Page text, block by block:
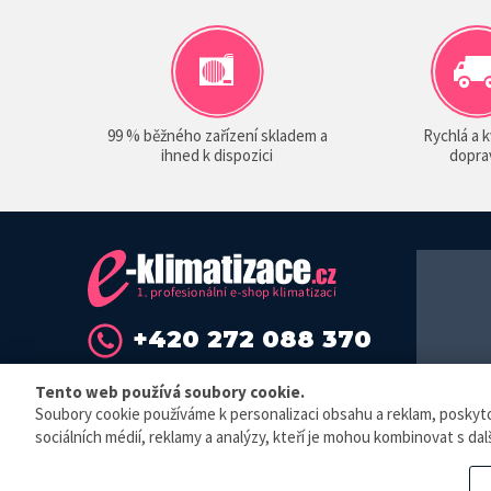
99 % běžného zařízení skladem a
ihned k dispozici
Rychlá a
+420 272 088 370
© E-
zaevidovat
Tento web používá soubory cookie.
Soubory cookie používáme k personalizaci obsahu a reklam,
sociálních médií, reklamy a analýzy, kteří je mohou kombinovat s